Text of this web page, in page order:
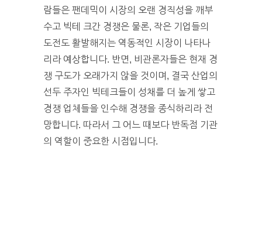
람들은 팬데믹이 시장의 오랜 경직성을 깨부
수고 빅테 크간 경쟁은 물론, 작은 기업들의
도전도 활발해지는 역동적인 시장이 나타나
리라 예상합니다. 반면, 비관론자들은 현재 경
쟁 구도가 오래가지 않을 것이며, 결국 산업의
선두 주자인 빅테크들이 성채를 더 높게 쌓고
경쟁 업체들을 인수해 경쟁을 종식하리라 전
망합니다. 따라서 그 어느 때보다 반독점 기관
의 역할이 중요한 시점입니다.